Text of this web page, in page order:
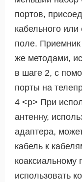
портов,
кабельного или
поле. Приемник
же методами,
в шаге 2, с
порты на
4 <р> При
антенну,
адаптера,
кабель к
коаксиальному
использовать